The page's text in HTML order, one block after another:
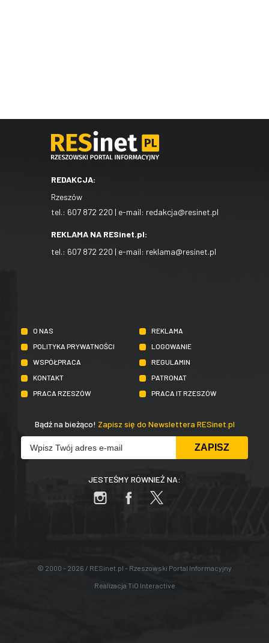
REDAKCJA:
Rzeszów
tel.: 607 872 220 | e-mail: redakcja@resinet.pl
REKLAMA NA RESinet.pl:
tel.: 607 872 220 | e-mail: reklama@resinet.pl
O NAS
REKLAMA
POLITYKA PRYWATNOŚCI
LOGOWANIE
WSPÓŁPRACA
REGULAMIN
KONTAKT
PATRONAT
PRACA RZESZÓW
PRACA IT RZESZÓW
Bądź na bieżąco! Zapisz się do Newslettera RESinet.pl
JESTEŚMY RÓWNIEŻ NA:
© 2000 - 2026 / RESinet.pl - Rzeszowski Portal Informacyjny
Realizacja TiO Interactive